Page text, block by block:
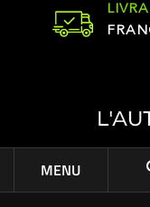
MENU